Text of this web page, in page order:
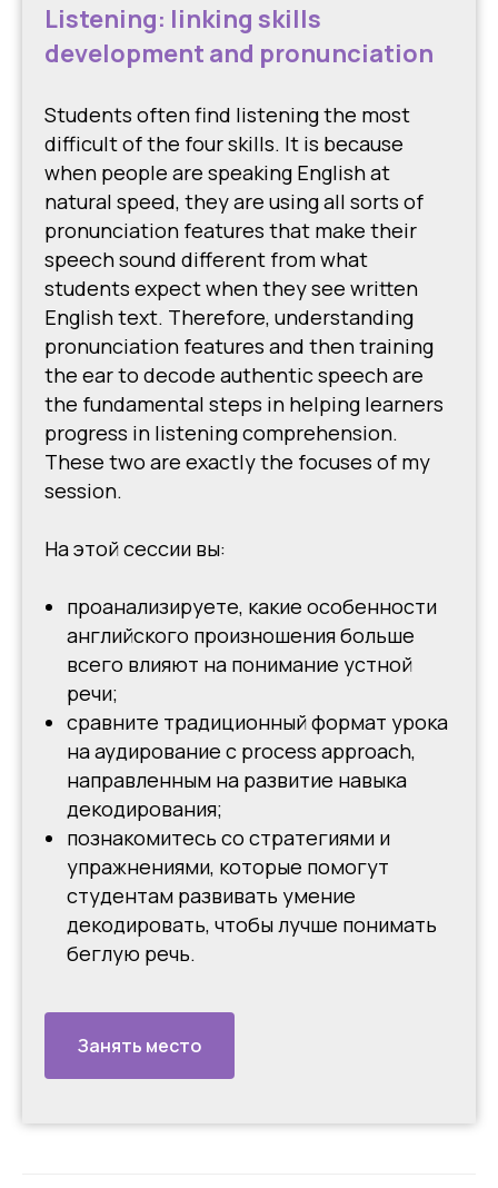
Listening: linking skills
development and pronunciation
Students often find listening the most
difficult of the four skills. It is because
when people are speaking English at
natural speed, they are using all sorts of
pronunciation features that make their
speech sound different from what
students expect when they see written
English text. Therefore, understanding
pronunciation features and then training
the ear to decode authentic speech are
the fundamental steps in helping learners
progress in listening comprehension.
These two are exactly the focuses of my
session.
На этой сессии вы:
проанализируете, какие особенности
английского произношения больше
всего влияют на понимание устной
речи;
сравните традиционный формат урока
на аудирование с process approach,
направленным на развитие навыка
декодирования;
познакомитесь со стратегиями и
упражнениями, которые помогут
студентам развивать умение
декодировать, чтобы лучше понимать
беглую речь.
Занять место